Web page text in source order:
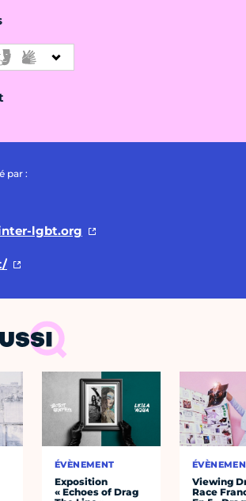
par :
lgbt.org
ÉVÈNEMENT
Exposition
« Echoes of Drag
Viewing
Race